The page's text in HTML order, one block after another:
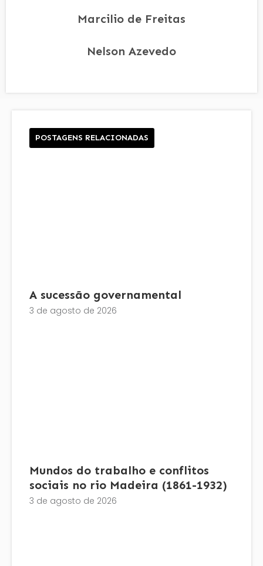
Marcilio de Freitas
Nelson Azevedo
POSTAGENS RELACIONADAS
A sucessão governamental
3 de agosto de 2026
Mundos do trabalho e conflitos
sociais no rio Madeira (1861-1932)
3 de agosto de 2026